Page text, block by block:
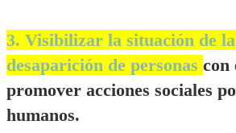
3. Visibilizar la situación de
desaparición de personas con
promover acciones sociales
humanos.